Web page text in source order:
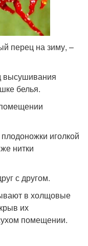
перец на зиму, –
высушивания
белья.
иголкой
нитки
с другом.
в холщовые
их
помещении.